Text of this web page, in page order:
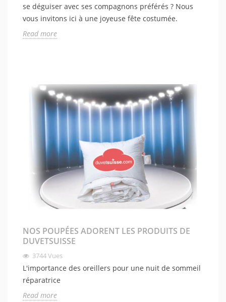
se déguiser avec ses compagnons préférés ? Nous
vous invitons ici à une joyeuse fête costumée.
Read more
NOS POUPÉES ADORENT LES PRODUITS DE
DUVETSUISSE
3744Vues
L'importance des oreillers pour une nuit de sommeil
réparatrice
Read more